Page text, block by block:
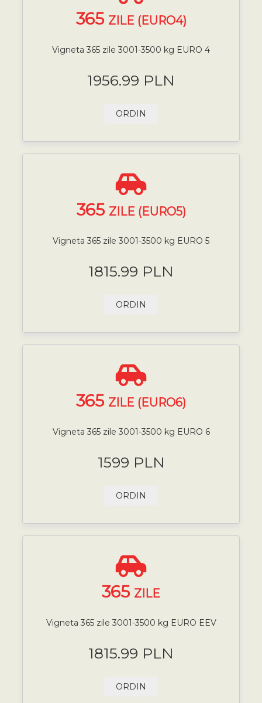
365 ZILE (EURO4)
Vigneta 365 zile 3001-3500 kg EURO 4
1956.99 PLN
ORDIN
365 ZILE (EURO5)
Vigneta 365 zile 3001-3500 kg EURO 5
1815.99 PLN
ORDIN
365 ZILE (EURO6)
Vigneta 365 zile 3001-3500 kg EURO 6
1599 PLN
ORDIN
365 ZILE
Vigneta 365 zile 3001-3500 kg EURO EEV
1815.99 PLN
ORDIN